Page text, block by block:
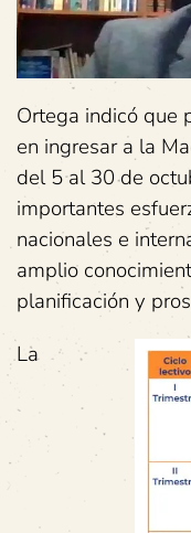
Ortega indicó que
en ingresar a la
del 5 al 30 de
importantes
nacionales e
amplio
planificación y
La